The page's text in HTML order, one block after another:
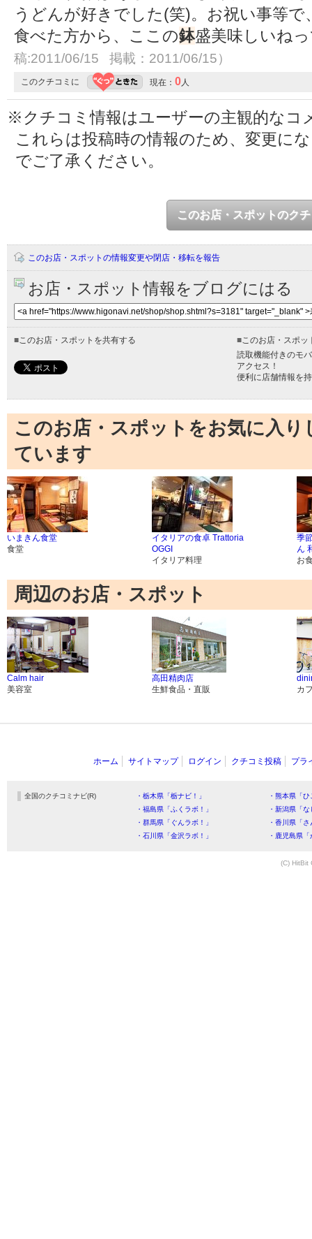
うどんが好きでした(笑)。お祝い事等で
食べた方から、ここの鉢盛美味しいね
稿:2011/06/15 掲載：2011/06/15）
このクチコミに 現在： 0人
※クチコミ情報はユーザーの主観的なコ
これらは投稿時の情報のため、変更に
でご了承ください。
このお店・スポットのク
このお店・スポットの情報変更や閉店・移転を報告
お店・スポット情報をブログにはる
■このお店・スポットを共有する ■このお店・スポッ
読取機能付きのモ
アクセス！
便利に店舗情報を
このお店・スポットをお気に入
ています
いまきん食堂
食堂
イタリアの食卓 Trattoria
OGGI
イタリア料理
季
ん
お
周辺のお店・スポット
Calm hair
美容室
高田精肉店
生鮮食品・直販
カ
ホーム サイトマップ ログイン クチコミ投稿 プラ
全国のクチコミナビ(R) ・栃木県「栃ナビ！」
・熊本県「
・福島県「ふくラボ！」
・新潟県「
・群馬県「ぐんラボ！」
・香川県「
・石川県「金沢ラボ！」
・鹿児島県
(C) HitBit